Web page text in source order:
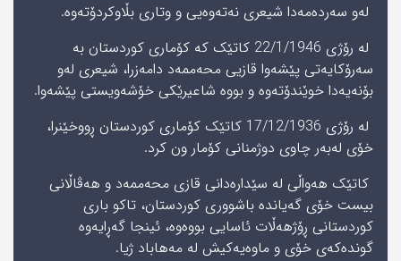
لەو سەردەمەدا شیعری نه‌ته‌وه‌یی و وتاری بڵاوکردۆتەوە.
لە رۆژى 22/1/1946 کاتێک که کۆماری کوردستان به
سه‌رۆکایه‌تی پێشه‌وا قازیی محه‌ممه‌د دامه‌زرا، شیعری له‌و
بۆنەیەدا خوێندۆتەوە و بووه شاعیرێکی خۆشه‌ویستی پێشه‌وا.
لە رۆژى 17/12/1936 کاتێک کۆمار‌ی کوردستان ڕووخێنرا،
خۆی له‌به‌ر چاوی دوژمنانى کۆمار ون کرد.
کاتێک هه‌واڵی له سێداره‌دانی قازی محه‌ممه‌د و هه‌ڤاڵانی
بیست خۆی گه‌یانده باشوورى کوردستان، تاکو باری
کوردستانی ڕۆژهه‌ڵات ئاسایى بووه‌وه، ئینجا گه‌ڕایه‌وه
گونده‌که‌ی خۆی و ماوه‌یه‌کیش له مه‌هاباد ژیا.